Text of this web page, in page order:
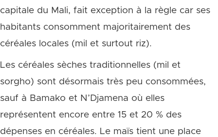
capitale du Mali, fait exception à la règle car ses
habitants consomment majoritairement des
céréales locales (mil et surtout riz).
Les céréales sèches traditionnelles (mil et
sorgho) sont désormais très peu consommées,
sauf à Bamako et N’Djamena où elles
représentent encore entre 15 et 20 % des
dépenses en céréales. Le maïs tient une place